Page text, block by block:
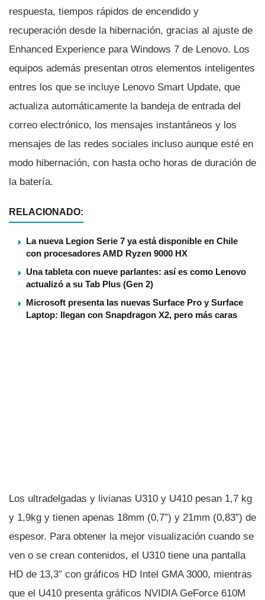
respuesta, tiempos rápidos de encendido y
recuperación desde la hibernación, gracias al ajuste de
Enhanced Experience para Windows 7 de Lenovo. Los
equipos además presentan otros elementos inteligentes
entres los que se incluye Lenovo Smart Update, que
actualiza automáticamente la bandeja de entrada del
correo electrónico, los mensajes instantáneos y los
mensajes de las redes sociales incluso aunque esté en
modo hibernación, con hasta ocho horas de duración de
la baterí­a.
RELACIONADO:
La nueva Legion Serie 7 ya está disponible en Chile
con procesadores AMD Ryzen 9000 HX
Una tableta con nueve parlantes: así es como Lenovo
actualizó a su Tab Plus (Gen 2)
Microsoft presenta las nuevas Surface Pro y Surface
Laptop: llegan con Snapdragon X2, pero más caras
Los ultradelgadas y livianas U310 y U410 pesan 1,7 kg
y 1,9kg y tienen apenas 18mm (0,7”) y 21mm (0,83”) de
espesor. Para obtener la mejor visualización cuando se
ven o se crean contenidos, el U310 tiene una pantalla
HD de 13,3″ con gráficos HD Intel GMA 3000, mientras
que el U410 presenta gráficos NVIDIA GeForce 610M